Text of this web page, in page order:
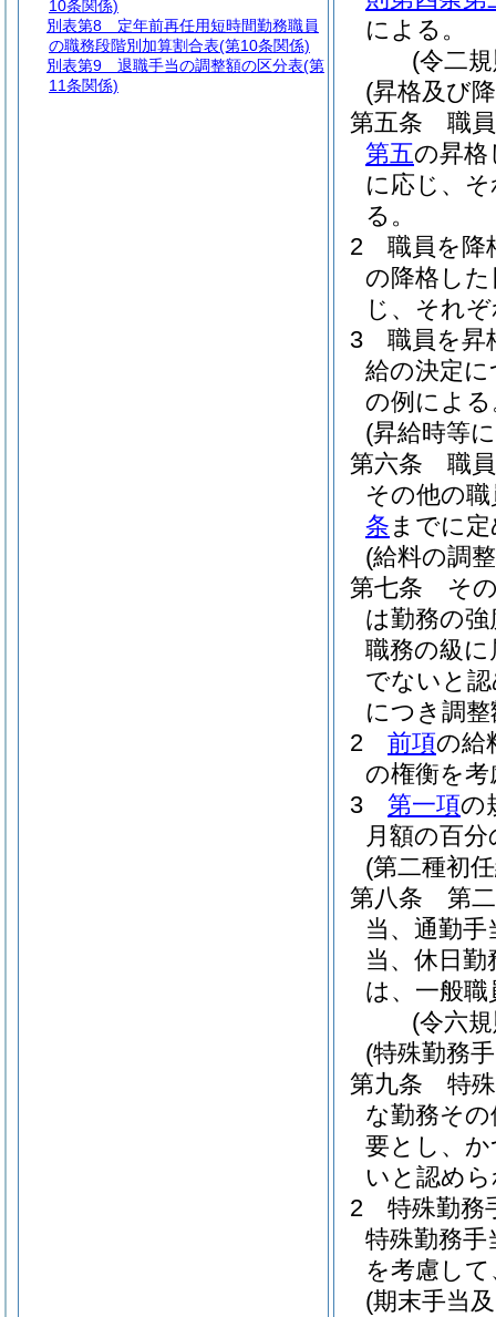
による。
(令二
(昇格及び
第五条
職
第五の昇格
に応じ、
る。
2
職員を降
の降格し
じ、それ
3
職員を昇
給の決定
の例による
(昇給時等
第六条
職
その他の
条 までに
(給料の調
第七条
そ
は勤務の
職務の級
でないと
につき調
2
前項の給
の権衡を
3
第一項の
月額の百
(第二種初
第八条
第
当、通勤
当、休日
は、一般
(令六
(特殊勤務
第九条
特
な勤務そ
要とし、
いと認め
2
特殊勤務
特殊勤務
を考慮し
(期末手当
10条関係)
別表第8 定年前再任用短時間勤務職員
の職務段階別加算割合表(第10条関係)
別表第9 退職手当の調整額の区分表(第
11条関係)